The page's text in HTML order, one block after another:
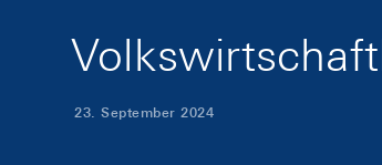
23. September 2024